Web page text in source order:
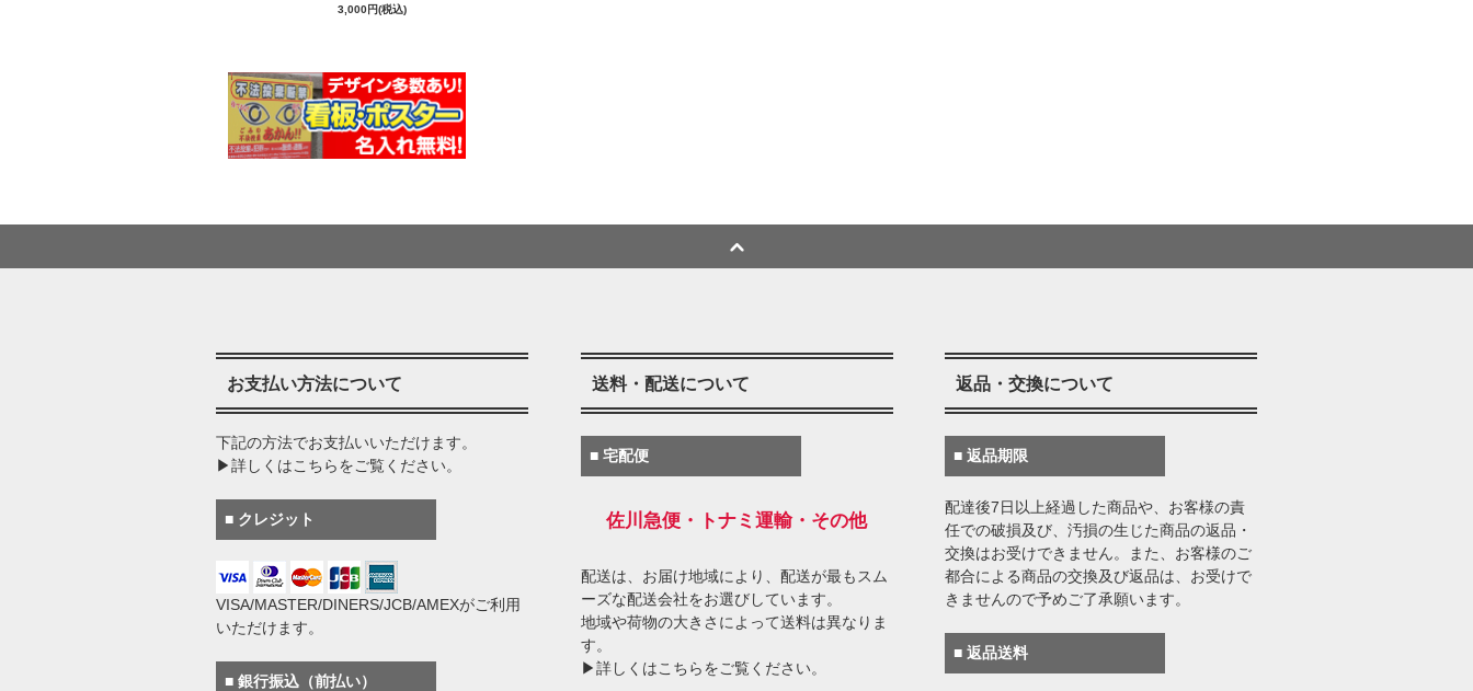
3,000円(税込)
お支払い方法について
下記の方法でお支払いいただけます。
▶詳しくはこちらをご覧ください。
■ クレジット
VISA/MASTER/DINERS/JCB/AMEXがご利用
いただけます。
■ 銀行振込（前払い）
送料・配送について
■ 宅配便
佐川急便・トナミ運輸・その他
配送は、お届け地域により、配送が最もスム
ーズな配送会社をお選びしています。
地域や荷物の大きさによって送料は異なりま
す。
▶詳しくはこちらをご覧ください。
返品・交換について
■ 返品期限
配達後7日以上経過した商品や、お客様の責
任での破損及び、汚損の生じた商品の返品・
交換はお受けできません。また、お客様のご
都合による商品の交換及び返品は、お受けで
きませんので予めご了承願います。
■ 返品送料